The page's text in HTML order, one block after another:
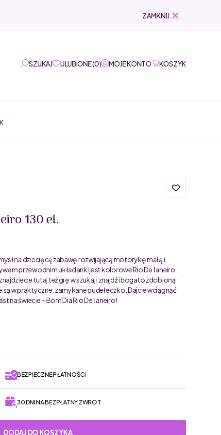
ZAMKNIJ
SZUKAJ ULUBIONE(0) MOJE KONTO KOSZYK
130 el.
na dziecięcą zabawę rozwijającą motorykę małą i
przewodnim układanki jest kolorowe Rio De Janeiro,
tutaj też grę w szukaj i znajdź i bogato zdobioną
w praktyczne, zamykane pudełeczko. Dajcie wciągnąć
na świecie – Bom Dia Rio De Janeiro!
BEZPIECZNE PŁATNOŚCI
30 DNI NA BEZPŁATNY ZWROT
DODAJ DO KOSZYKA